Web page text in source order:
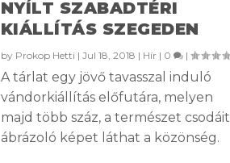
NYÍLT SZABADTÉRI
KIÁLLÍTÁS SZEGEDEN
by Prokop Hetti | Jul 18, 2018 | Hír| 0 |
A tárlat egy jövő tavasszal induló
vándorkiállítás előfutára, melyen
majd több száz, a természet csodáit
ábrázoló képet láthat a közönség.